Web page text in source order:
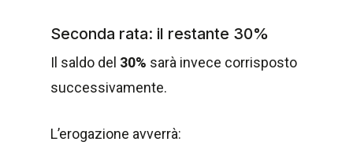
Seconda rata: il restante 30%
Il saldo del 30% sarà invece corrisposto
successivamente.
L’erogazione avverrà: